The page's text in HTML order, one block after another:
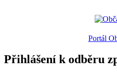
Portál
Přihlášení k odběru